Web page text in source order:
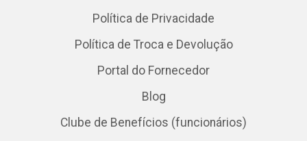
Política de Privacidade
Política de Troca e Devolução
Portal do Fornecedor
Blog
Clube de Benefícios (funcionários)